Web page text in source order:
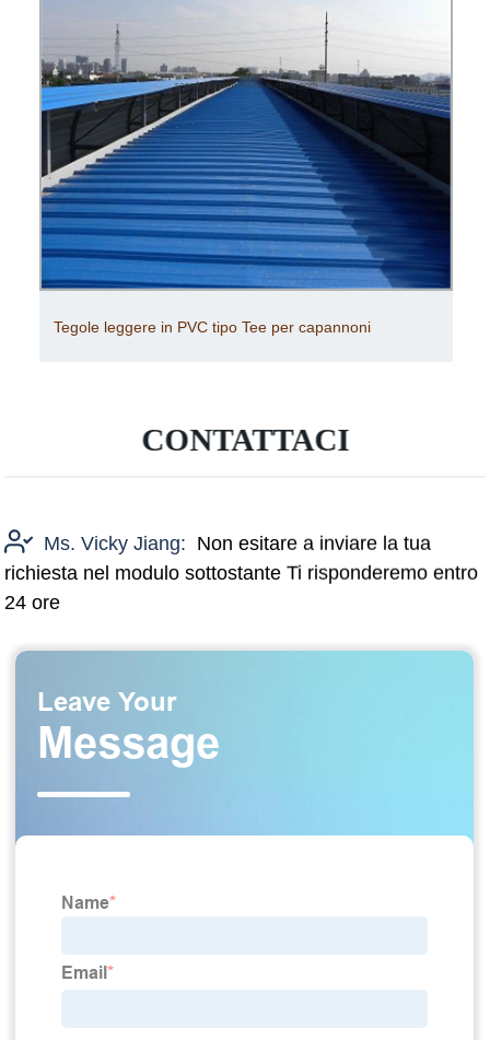
Tegole leggere in PVC tipo Tee per capannoni
CONTATTACI
Ms. Vicky Jiang: Non esitare a inviare la tua
richiesta nel modulo sottostante Ti risponderemo entro
24 ore